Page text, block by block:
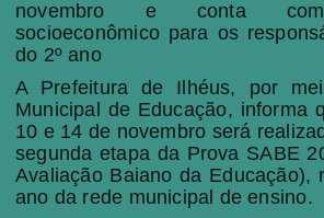
novembro e conta com
socioeconômico para os
do 2º ano
A Prefeitura de Ilhéus, por
Municipal de Educação, informa
10 e 14 de novembro será
segunda etapa da Prova SABE
Avaliação Baiano da Educação),
ano da rede municipal de ensino.